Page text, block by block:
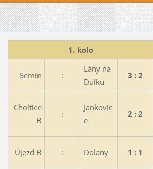
1. kolo
Semín :
Lány na
Důlku
3 : 2
Choltice
B
:
Jankovic
e
2 : 2
Újezd B : Dolany 1 : 1